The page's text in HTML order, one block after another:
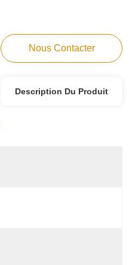
Nous Contacter
Description Du Produit